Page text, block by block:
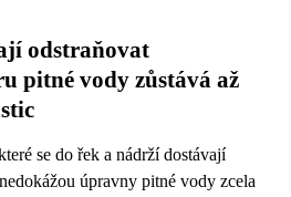
odstraňovat
pitné vody zůstává až
se do řek a nádrží dostávají
úpravny pitné vody zcela